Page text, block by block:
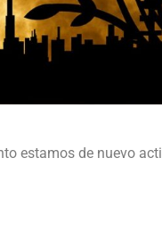
estamos de nuevo